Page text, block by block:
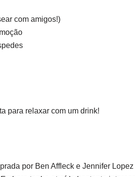
com amigos!)
para relaxar com um drink!
por Ben Affleck e Jennifer